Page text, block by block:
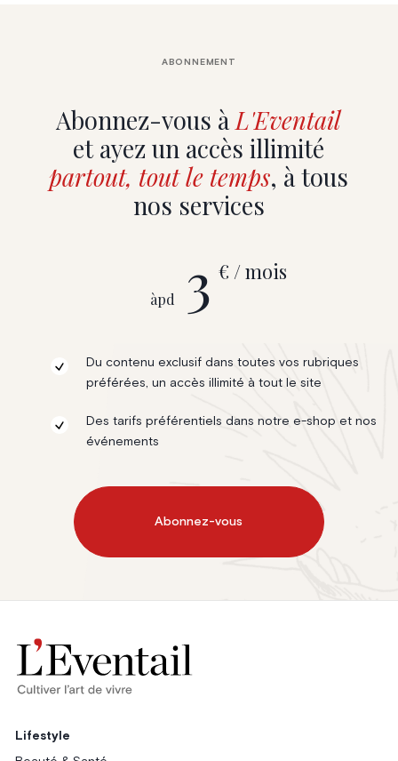
Abonnez-vous àL'Eventail
et ayez un accès illimité
partout, tout le temps, à tous
nos services
ABONNEMENT
àpd 3 € / mois
Du contenu exclusif dans toutes vos rubriques
préférées, un accès illimité à tout le site
Des tarifs préférentiels dans notre e-shop et nos
événements
Abonnez-vous
Lifestyle